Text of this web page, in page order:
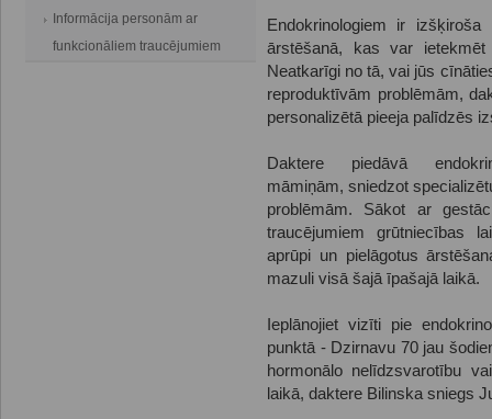
Informācija personām ar
funkcionāliem traucējumiem
Endokrinologiem ir
ārstēšanā, kas var
Neatkarīgi no tā, vai jūs
reproduktīvām problēmām,
personalizētā pieeja palīdzēs
Daktere piedāvā
māmiņām, sniedzot
problēmām. Sākot ar
traucējumiem grūtniecības
aprūpi un pielāgotus
mazuli visā šajā īpašajā laikā.
Ieplānojiet vizīti pie
punktā - Dzirnavu 70 jau
hormonālo nelīdzsvarotību
laikā, daktere Bilinska sniegs